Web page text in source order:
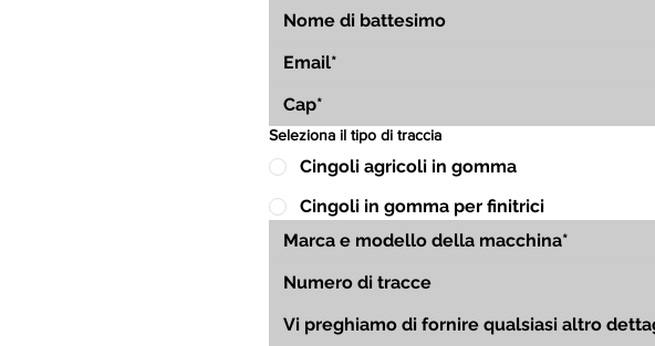
Seleziona il tipo di traccia
Cingoli agricoli in gomma
Cingoli in gomma per finitrici